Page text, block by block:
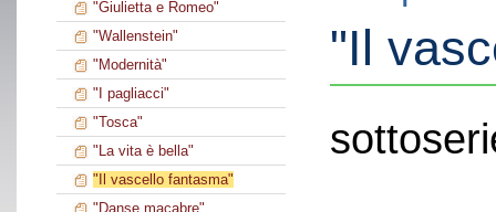
"Giulietta e Romeo"
"Wallenstein"
"Modernità"
"I pagliacci"
"Tosca"
"La vita è bella"
"Il vascello fantasma"
"Danse macabre"
"Il